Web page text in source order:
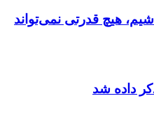
هیچ قدرتی نمی‌تواند
داده شد